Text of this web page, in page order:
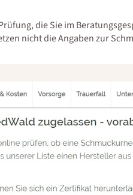
die Sie im
nicht die Angaben zur